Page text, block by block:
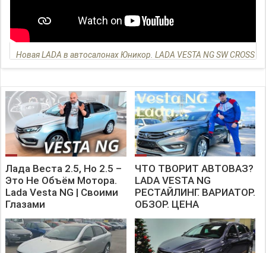
Новая LADA в автосалонах Юникор. LADA VESTA NG SW CROSS
Лада Веста 2.5, Но 2.5 –
Это Не Объём Мотора.
Lada Vesta NG | Своими
Глазами
ЧТО ТВОРИТ АВТОВАЗ?
LADA VESTA NG
РЕСТАЙЛИНГ. ВАРИАТОР.
ОБЗОР. ЦЕНА